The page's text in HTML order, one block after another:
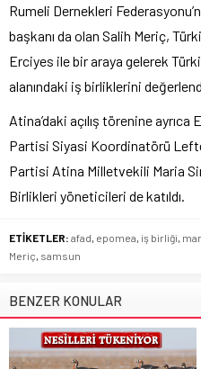
Rumeli Dernekleri
başkanı da olan Salih Meriç,
Erciyes ile bir araya gelerek
alanındaki iş birliklerini
Atina’daki açılış törenine ayrıca
Partisi Siyasi Koordinatörü
Partisi Atina Milletvekili Maria
Birlikleri yöneticileri de katıldı.
ETİKETLER: afad epomea iş birliği
Meriç samsun
BENZER KONULAR